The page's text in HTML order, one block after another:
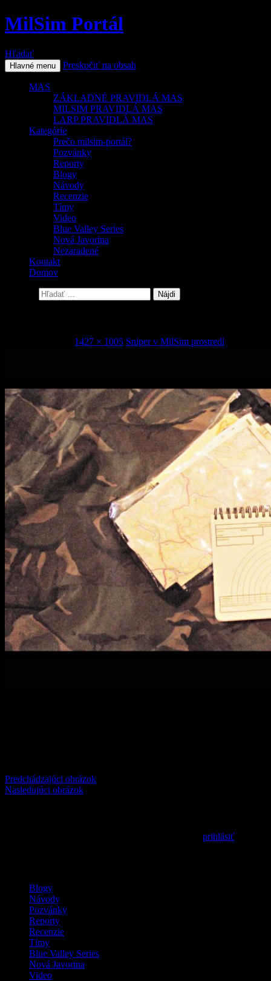
MilSim Portál
Hľadať
Hlavné menu Preskočiť na obsah
MAS
ZÁKLADNÉ PRAVIDLÁ MAS
MILSIM PRAVIDLÁ MAS
LARP PRAVIDLÁ MAS
Kategórie
Prečo milsim-portál?
Pozvánky
Reporty
Blogy
Návody
Recenzie
Tímy
Video
Blue Valley Series
Nová Javorina
Nezaradené
Kontakt
Domov
1427 × 1005 Sniper v MilSim prostredí
Predchádzajúci obrázok
Nasledujúci obrázok
prihlásiť
Blogy
Návody
Pozvánky
Reporty
Recenzie
Tímy
Blue Valley Series
Nová Javorina
Video